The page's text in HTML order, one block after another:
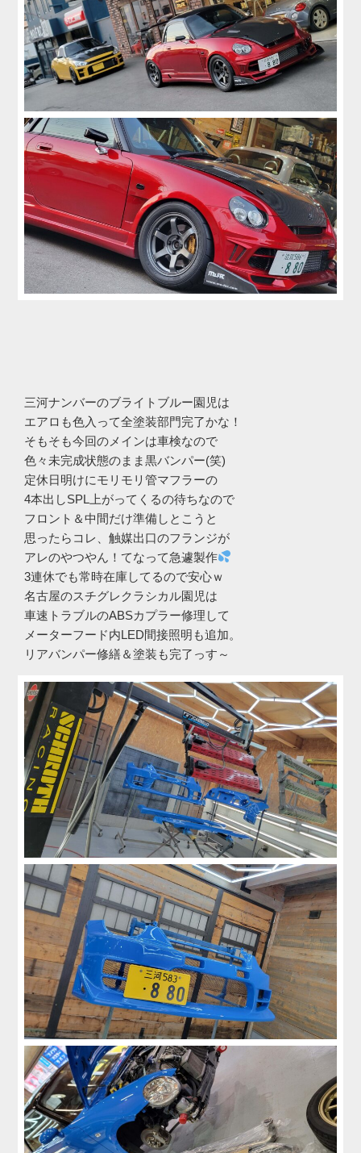
三河ナンバーのブライトブルー園児は
エアロも色入って全塗装部門完了かな！
そもそも今回のメインは車検なので
色々未完成状態のまま黒バンパー(笑)
定休日明けにモリモリ管マフラーの
4本出しSPL上がってくるの待ちなので
フロント＆中間だけ準備しとこうと
思ったらコレ、触媒出口のフランジが
アレのやつやん！てなって急遽製作
3連休でも常時在庫してるので安心ｗ
名古屋のスチグレクラシカル園児は
車速トラブルのABSカプラー修理して
メーターフード内LED間接照明も追加。
リアバンパー修繕＆塗装も完了っす～